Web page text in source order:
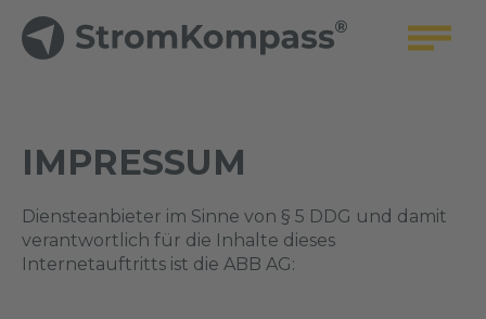
IMPRESSUM
Diensteanbieter im Sinne von § 5 DDG und damit
verantwortlich für die Inhalte dieses
Internetauftritts ist die ABB AG: